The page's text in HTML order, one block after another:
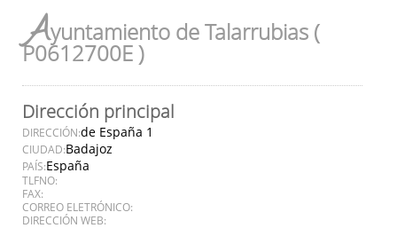
Ayuntamiento de Talarrubias (
P0612700E )
Dirección principal
DIRECCIÓN:de España 1
CIUDAD:Badajoz
PAÍS:España
TLFNO:
FAX:
CORREO ELETRÓNICO:
DIRECCIÓN WEB: